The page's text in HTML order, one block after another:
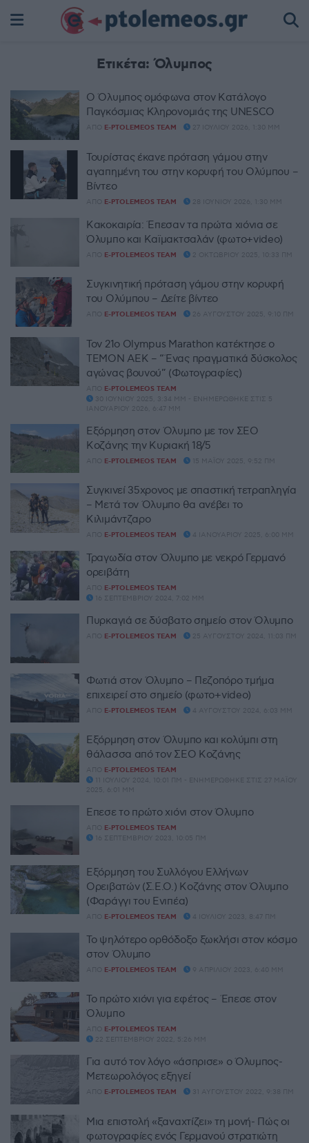
Ετικέτα:Όλυμπος
Ο Όλυμπος ομόφωνα στον Κατάλογο
Παγκόσμιας Κληρονομιάς της UNESCO
ΑΠΌ E-PTOLEMEOS TEAM 27 ΙΟΥΛΊΟΥ 2026, 1:30 ΜΜ
Τουρίστας έκανε πρόταση γάμου στην
αγαπημένη του στην κορυφή του Ολύμπου –
Βίντεο
ΑΠΌ E-PTOLEMEOS TEAM 28 ΙΟΥΝΊΟΥ 2026, 1:30 ΜΜ
Κακοκαιρία: Έπεσαν τα πρώτα χιόνια σε
Όλυμπο και Καϊμακτσαλάν (φωτο+video)
ΑΠΌ E-PTOLEMEOS TEAM 2 ΟΚΤΩΒΡΊΟΥ 2025, 10:33 ΠΜ
Συγκινητική πρόταση γάμου στην κορυφή
του Ολύμπου – Δείτε βίντεο
ΑΠΌ E-PTOLEMEOS TEAM 26 ΑΥΓΟΎΣΤΟΥ 2025, 9:10 ΠΜ
Τον 21ο Olympus Marathon κατέκτησε ο
ΤΕΜΟΝ ΑΕΚ – “Ένας πραγματικά δύσκολος
αγώνας βουνού” (Φωτογραφίες)
ΑΠΌ E-PTOLEMEOS TEAM
30 ΙΟΥΝΊΟΥ 2025, 3:34 ΜΜ - ΕΝΗΜΕΡΏΘΗΚΕ ΣΤΙΣ 5
ΙΑΝΟΥΑΡΊΟΥ 2026, 6:47 ΜΜ
Εξόρμηση στον Όλυμπο με τον ΣΕΟ
Κοζάνης την Κυριακή 18/5
ΑΠΌ E-PTOLEMEOS TEAM 15 ΜΑΪ́ΟΥ 2025, 9:52 ΠΜ
Συγκινεί 35χρονος με σπαστική τετραπληγία
– Μετά τον Όλυμπο θα ανέβει το
Κιλιμάντζαρο
ΑΠΌ E-PTOLEMEOS TEAM 4 ΙΑΝΟΥΑΡΊΟΥ 2025, 6:00 ΜΜ
Τραγωδία στον Όλυμπο με νεκρό Γερμανό
ορειβάτη
ΑΠΌ E-PTOLEMEOS TEAM
16 ΣΕΠΤΕΜΒΡΊΟΥ 2024, 7:02 ΜΜ
Πυρκαγιά σε δύσβατο σημείο στον Όλυμπο
ΑΠΌ E-PTOLEMEOS TEAM 25 ΑΥΓΟΎΣΤΟΥ 2024, 11:03 ΠΜ
Φωτιά στον Όλυμπο – Πεζοπόρο τμήμα
επιχειρεί στο σημείο (φωτο+video)
ΑΠΌ E-PTOLEMEOS TEAM 4 ΑΥΓΟΎΣΤΟΥ 2024, 6:03 ΜΜ
Εξόρμηση στον Όλυμπο και κολύμπι στη
θάλασσα από τον ΣΕΟ Κοζάνης
ΑΠΌ E-PTOLEMEOS TEAM
11 ΙΟΥΛΊΟΥ 2024, 10:01 ΠΜ - ΕΝΗΜΕΡΏΘΗΚΕ ΣΤΙΣ 27 ΜΑΪ́ΟΥ
2025, 6:01 ΜΜ
Έπεσε το πρώτο χιόνι στον Όλυμπο
ΑΠΌ E-PTOLEMEOS TEAM
16 ΣΕΠΤΕΜΒΡΊΟΥ 2023, 10:05 ΠΜ
Εξόρμηση του Συλλόγου Ελλήνων
Ορειβατών (Σ.Ε.Ο.) Κοζάνης στον Όλυμπο
(Φαράγγι του Ενιπέα)
ΑΠΌ E-PTOLEMEOS TEAM 4 ΙΟΥΛΊΟΥ 2023, 8:47 ΠΜ
Το ψηλότερο ορθόδοξο ξωκλήσι στον κόσμο
στον Όλυμπο
ΑΠΌ E-PTOLEMEOS TEAM 9 ΑΠΡΙΛΊΟΥ 2023, 6:40 ΜΜ
Το πρώτο χιόνι για εφέτος – Έπεσε στον
Όλυμπο
ΑΠΌ E-PTOLEMEOS TEAM
22 ΣΕΠΤΕΜΒΡΊΟΥ 2022, 5:26 ΜΜ
Για αυτό τον λόγο «άσπρισε» ο Όλυμπος-
Μετεωρολόγος εξηγεί
ΑΠΌ E-PTOLEMEOS TEAM 31 ΑΥΓΟΎΣΤΟΥ 2022, 9:38 ΠΜ
Μια επιστολή «ξαναχτίζει» τη μονή- Πώς οι
φωτογραφίες ενός Γερμανού στρατιώτη